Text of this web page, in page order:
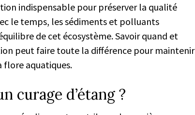
indispensable pour préserver la qualité
le temps, les sédiments et polluants
de cet écosystème. Savoir quand et
peut faire toute la différence pour maintenir
flore aquatiques.
curage d’étang ?